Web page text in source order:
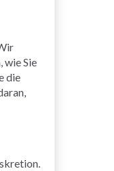
wie Sie
die